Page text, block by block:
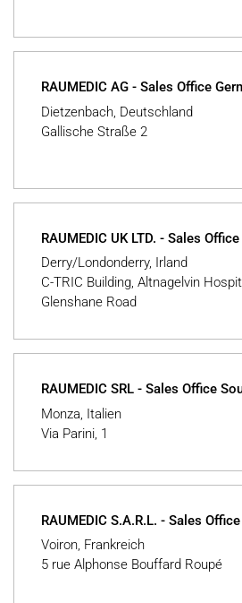
RAUMEDIC AG - Sales Office
Dietzenbach, Deutschland
Gallische Straße 2
RAUMEDIC UK LTD. - Sales
Derry/Londonderry, Irland
C-TRIC Building, Altnagelvin
Glenshane Road
RAUMEDIC SRL - Sales Office
Monza, Italien
Via Parini, 1
RAUMEDIC S.A.R.L. - Sales
Voiron, Frankreich
5 rue Alphonse Bouffard Roupé